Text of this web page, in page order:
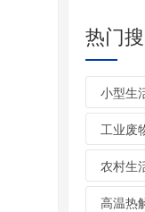
热门
小型生
工业废
农村生
高温热